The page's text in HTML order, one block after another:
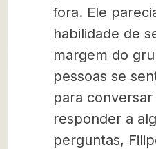
fora. Ele
habilidade de
margem do
pessoas se
para
responder a
perguntas,